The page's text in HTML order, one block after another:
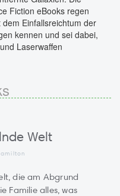
Fiction eBooks regen
Einfallsreichtum der
kennen und sei dabei,
Laserwaffen
Welt
die am Abgrund
Familie alles, was